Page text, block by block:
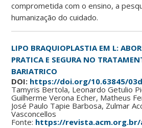
comprometida com o ensino, a
humanização do cuidado.
LIPO BRAQUIOPLASTIA EM L:
PRATICA E SEGURA NO
BARIATRICO
DOI: https://doi.org/10.63845/
Tamyris Bertola, Leonardo Getulio
Guilherme Verona Echer, Matheus
José Paulo Tapie Barbosa, Zulmar
Vasconcellos
Fonte: https://